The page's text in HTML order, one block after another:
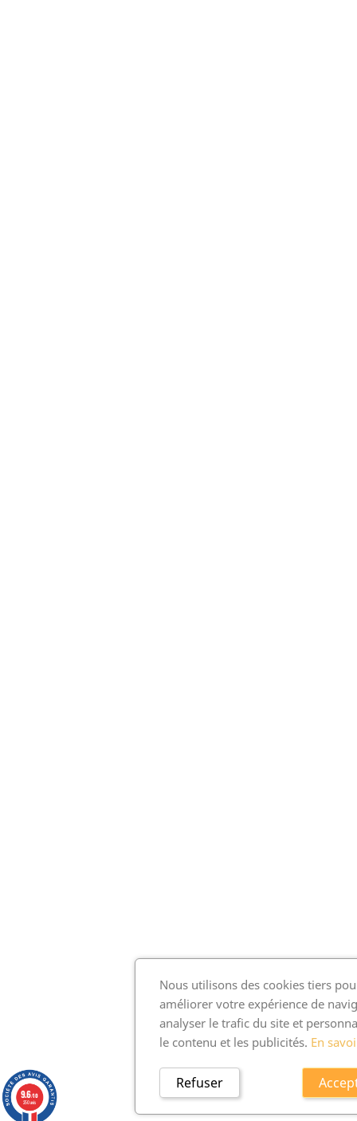
Nous utilisons des cookies tiers
améliorer votre expérience de
analyser le trafic du site et
le contenu et les publicités. En
Refuser
9.6/10
250 avis